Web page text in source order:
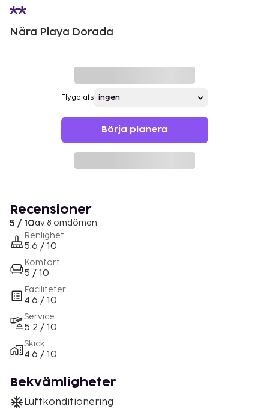
Nära Playa Dorada
Flygplats
Börja planera
Recensioner
5 / 10av 8 omdömen
Renlighet
5.6 / 10
Komfort
5 / 10
Faciliteter
4.6 / 10
Service
5.2 / 10
Skick
4.6 / 10
Bekvämligheter
Luftkonditionering